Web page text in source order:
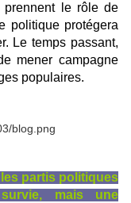
prennent le rôle de
politique protégera
Le temps passant,
mener campagne
populaires.
partis politiques
mais une